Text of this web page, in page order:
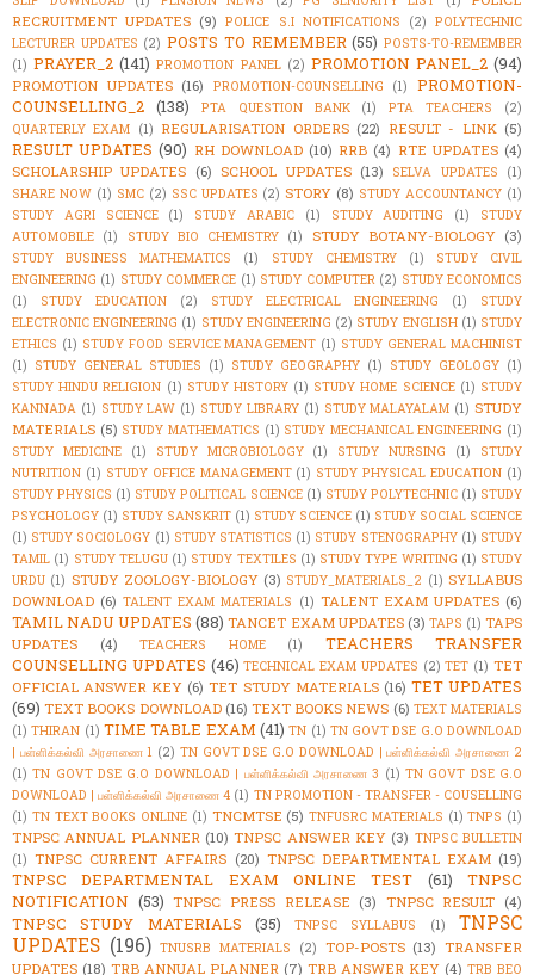
RECRUITMENT UPDATES (9) POLICE S.I NOTIFICATIONS (2) POLYTECHNIC
LECTURER UPDATES (2) POSTS TO REMEMBER (55) POSTS-TO-REMEMBER
(1) PRAYER_2 (141) PROMOTION PANEL (2) PROMOTION PANEL_2 (94)
PROMOTION UPDATES (16) PROMOTION-COUNSELLING (1)
PROMOTION-
COUNSELLING_2 (138) PTA QUESTION BANK (1) PTA TEACHERS
(2)
QUARTERLY EXAM (1) REGULARISATION ORDERS (22) RESULT - LINK (5)
RESULT UPDATES (90) RH DOWNLOAD (10) RRB (4) RTE UPDATES (4)
SCHOLARSHIP UPDATES (6) SCHOOL UPDATES (13) SELVA UPDATES
(1)
SHARE NOW (1) SMC (2) SSC UPDATES (2) STORY (8) STUDY ACCOUNTANCY (1)
STUDY AGRI SCIENCE
(1) STUDY ARABIC (1) STUDY AUDITING (1)
STUDY
AUTOMOBILE (1) STUDY BIO CHEMISTRY (1) STUDY BOTANY-BIOLOGY (3)
STUDY BUSINESS MATHEMATICS (1) STUDY CHEMISTRY (1)
STUDY CIVIL
ENGINEERING (1) STUDY COMMERCE (1) STUDY COMPUTER (2) STUDY ECONOMICS
(1)
STUDY EDUCATION (2) STUDY ELECTRICAL ENGINEERING (1)
STUDY
ELECTRONIC ENGINEERING (1) STUDY ENGINEERING (2) STUDY ENGLISH (1) STUDY
ETHICS (1) STUDY FOOD SERVICE MANAGEMENT (1) STUDY GENERAL MACHINIST
(1) STUDY GENERAL STUDIES (1) STUDY GEOGRAPHY (1) STUDY GEOLOGY (1)
STUDY HINDU RELIGION (1) STUDY HISTORY (1) STUDY HOME SCIENCE (1) STUDY
KANNADA (1) STUDY LAW (1) STUDY LIBRARY (1) STUDY MALAYALAM (1) STUDY
MATERIALS (5) STUDY MATHEMATICS (1) STUDY MECHANICAL ENGINEERING (1)
STUDY MEDICINE
(1) STUDY MICROBIOLOGY (1) STUDY NURSING (1)
STUDY
NUTRITION (1) STUDY OFFICE MANAGEMENT (1) STUDY PHYSICAL EDUCATION (1)
STUDY PHYSICS (1) STUDY POLITICAL SCIENCE (1) STUDY POLYTECHNIC (1) STUDY
PSYCHOLOGY (1) STUDY SANSKRIT (1) STUDY SCIENCE (1) STUDY SOCIAL SCIENCE
(1) STUDY SOCIOLOGY (1) STUDY STATISTICS (1) STUDY STENOGRAPHY (1) STUDY
TAMIL (1) STUDY TELUGU (1) STUDY TEXTILES (1) STUDY TYPE WRITING (1) STUDY
URDU (1) STUDY ZOOLOGY-BIOLOGY (3) STUDY_MATERIALS_2 (1) SYLLABUS
DOWNLOAD (6) TALENT EXAM MATERIALS (1) TALENT EXAM UPDATES (6)
TAMIL NADU UPDATES (88) TANCET EXAM UPDATES (3) TAPS (1) TAPS
UPDATES
(4) TEACHERS HOME (1)
TEACHERS TRANSFER
COUNSELLING UPDATES (46) TECHNICAL EXAM UPDATES (2) TET (1) TET
OFFICIAL ANSWER KEY (6) TET STUDY MATERIALS (16) TET UPDATES
(69) TEXT BOOKS DOWNLOAD (16) TEXT BOOKS NEWS (6) TEXT MATERIALS
(1) THIRAN (1) TIME TABLE EXAM (41) TN (1) TN GOVT DSE G.O DOWNLOAD
| பள்ளிக்கல்வி அரசாணை 1 (2) TN GOVT DSE G.O DOWNLOAD | பள்ளிக்கல்வி அரசாணை 2
(1) TN GOVT DSE G.O DOWNLOAD | பள்ளிக்கல்வி அரசாணை 3 (1) TN GOVT DSE G.O
DOWNLOAD | பள்ளிக்கல்வி அரசாணை 4 (1) TN PROMOTION - TRANSFER - COUSELLING
(1) TN TEXT BOOKS ONLINE (1) TNCMTSE (5) TNFUSRC MATERIALS (1) TNPS (1)
TNPSC ANNUAL PLANNER (10) TNPSC ANSWER KEY (3) TNPSC BULLETIN
(1) TNPSC CURRENT AFFAIRS (20) TNPSC DEPARTMENTAL EXAM (19)
TNPSC DEPARTMENTAL EXAM ONLINE TEST (61)
TNPSC
NOTIFICATION (53) TNPSC PRESS RELEASE (3) TNPSC RESULT (4)
TNPSC STUDY MATERIALS (35) TNPSC SYLLABUS (1)
TNPSC
UPDATES (196) TNUSRB MATERIALS (2) TOP-POSTS (13) TRANSFER
UPDATES (18) TRB ANNUAL PLANNER (7) TRB ANSWER KEY (4) TRB BEO